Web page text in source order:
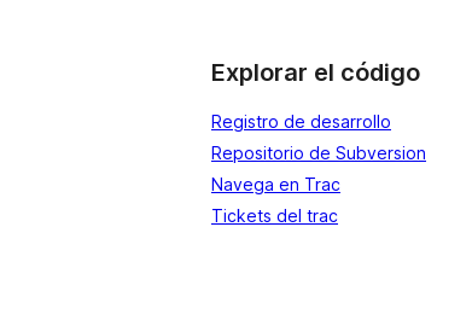
Explorar el código
Registro de desarrollo
Repositorio de Subversion
Navega en Trac
Tickets del trac